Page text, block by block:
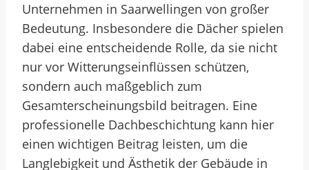
Unternehmen in Saarwellingen von großer
Bedeutung. Insbesondere die Dächer spielen
dabei eine entscheidende Rolle, da sie nicht
nur vor Witterungseinflüssen schützen,
sondern auch maßgeblich zum
Gesamterscheinungsbild beitragen. Eine
professionelle Dachbeschichtung kann hier
einen wichtigen Beitrag leisten, um die
Langlebigkeit und Ästhetik der Gebäude in